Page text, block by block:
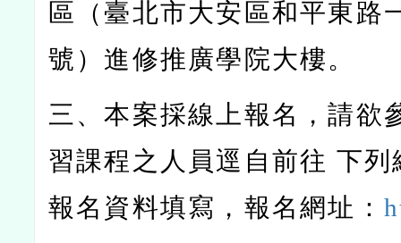
區（臺北市大安區和平東路
號）進修推廣學院大樓。
三、本案採線上報名，請欲
習課程之人員逕自前往 下列
報名資料填寫，報名網址：